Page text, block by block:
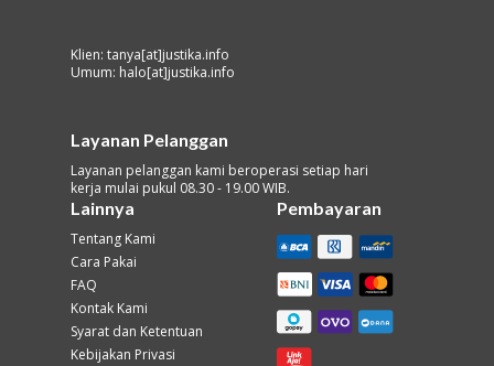
Klien: tanya[at]justika.info
Umum: halo[at]justika.info
Layanan Pelanggan
Layanan pelanggan kami beroperasi setiap hari
kerja mulai pukul 08.30 - 19.00 WIB.
Lainnya
Tentang Kami
Cara Pakai
FAQ
Kontak Kami
Syarat dan Ketentuan
Kebijakan Privasi
Pembayaran